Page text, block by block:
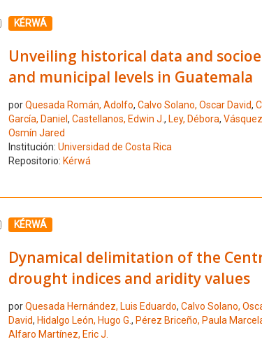
Seleccione el número de resultado 11
KÉRWÁ
Unveiling historical data and
and municipal levels in Guatemala
porQuesada Román, Adolfo, Calvo Solano, Oscar David,
García, Daniel , Castellanos, Edwin J., Ley, Débora,
Osmín Jared
Institución: Universidad de Costa Rica
Repositorio: Kérwá
Seleccione el número de resultado 12
KÉRWÁ
Dynamical delimitation of the
drought indices and aridity values
porQuesada Hernández, Luis Eduardo, Calvo Solano,
David, Hidalgo León, Hugo G., Pérez Briceño, Paula
Alfaro Martínez, Eric J.